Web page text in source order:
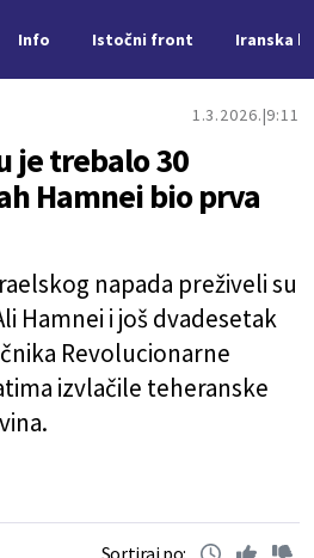
Info Istočni front Iranska
1.3.2026. 9:11
je trebalo 30
Hamnei bio prva
napada preživeli su
Hamnei i još dvadesetak
Revolucionarne
izvlačile teheranske
Sortiraj po: